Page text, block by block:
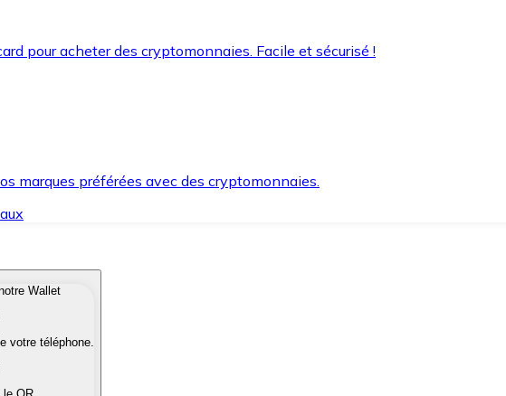
pour acheter des cryptomonnaies. Facile et sécurisé !
marques préférées avec des cryptomonnaies.
intéressent rapidement et en toute sécurité.
monnaie fiduciaire lorsque vous en avez besoin.
Wallet
votre téléphone.